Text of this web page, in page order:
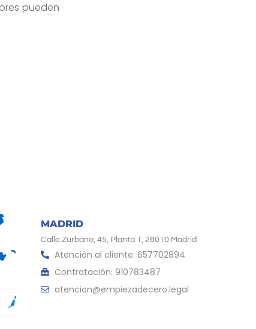
pueden
MADRID
Calle Zurbano, 45, Planta 1, 28010 Madrid
Atención al cliente: 657702894
Contratación: 910783487
atencion@empiezadecero.legal